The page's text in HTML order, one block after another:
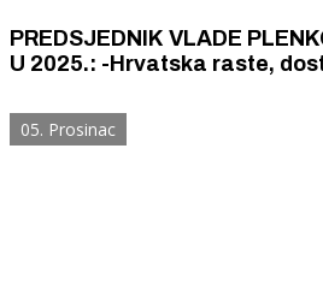
PREDSJEDNIK VLADE
U 2025.: -Hrvatska raste,
razvijenosti EU.
05. Prosinac